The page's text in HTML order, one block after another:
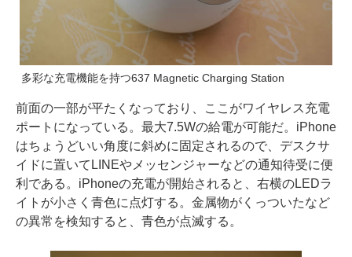
多彩な充電機能を持つ637 Magnetic Charging Station
前面の一部が平たくなっており、ここがワイヤレス充電
ポートになっている。最大7.5Wの給電が可能だ。iPhone
はちょうどいい角度に斜めに固定されるので、デスクサ
イドに置いてLINEやメッセンジャーなどの通知待受に便
利である。iPhoneの充電が開始されると、右横のLEDラ
イトが小さく青色に点灯する。金属物がくっついたなど
の異常を検知すると、青色が点滅する。